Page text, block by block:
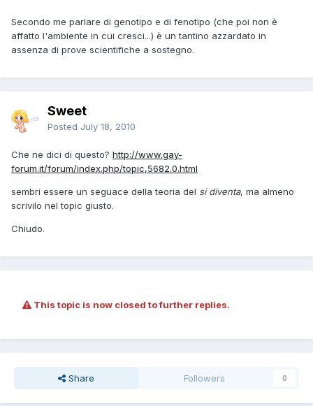
Secondo me parlare di genotipo e di fenotipo (che poi non è
affatto l'ambiente in cui cresci...) è un tantino azzardato in
assenza di prove scientifiche a sostegno.
Sweet
Posted July 18, 2010
Che ne dici di questo? http://www.gay-
forum.it/forum/index.php/topic,5682.0.html
sembri essere un seguace della teoria del si diventa, ma almeno
scrivilo nel topic giusto.
Chiudo.
This topic is now closed to further replies.
Share Followers 0